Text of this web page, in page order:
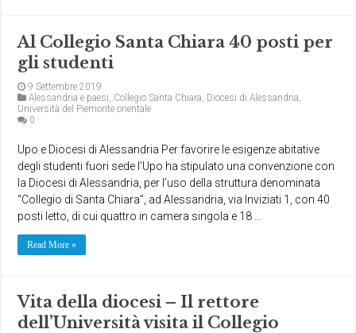
Al Collegio Santa Chiara 40 posti per
gli studenti
9 Settembre 2019
Alessandria e paesi, Collegio Santa Chiara, Diocesi di Alessandria,
Università del Piemonte orientale
0
Upo e Diocesi di Alessandria Per favorire le esigenze abitative
degli studenti fuori sede l’Upo ha stipulato una convenzione con
la Diocesi di Alessandria, per l’uso della struttura denominata
“Collegio di Santa Chiara”, ad Alessandria, via Inviziati 1, con 40
posti letto, di cui quattro in camera singola e 18 …
Read More »
Vita della diocesi – Il rettore
dell’Università visita il Collegio